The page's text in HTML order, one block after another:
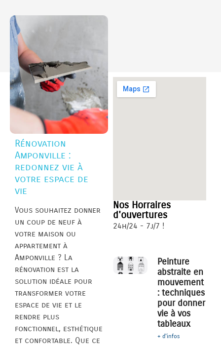
Rénovation
Amponville :
redonnez vie à
votre espace de
vie
Vous souhaitez donner
un coup de neuf à
votre maison ou
appartement à
Amponville ? La
rénovation est la
solution idéale pour
transformer votre
espace de vie et le
rendre plus
fonctionnel, esthétique
et confortable. Que ce
Nos Horraires
d'ouvertures
24h/24 - 7j/7 !
Peinture
abstraite en
mouvement
: techniques
pour donner
vie à vos
tableaux
+ d'infos